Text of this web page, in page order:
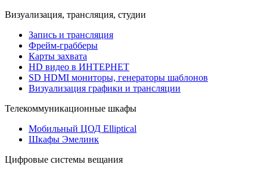
Визуализация, трансляция, студии
Запись и трансляция
Фрейм-грабберы
Карты захвата
HD видео в ИНТЕРНЕТ
SD HDMI мониторы, генераторы шаблонов
Визуализация графики и трансляции
Телекоммуникационные шкафы
Мобильный ЦОД Elliptical
Шкафы Эмелинк
Цифровые системы вещания